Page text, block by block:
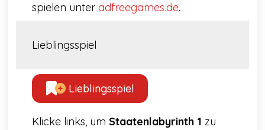
spielen unter adfreegames.de.
Lieblingsspiel
Lieblingsspiel
Klicke links, um Staatenlabyrinth 1 zu